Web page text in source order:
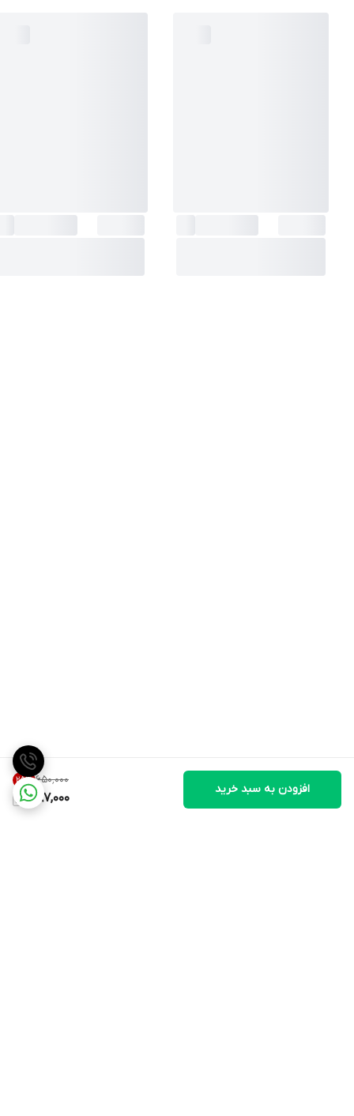
۶۵۰٬۰۰۰ 25%
487,000
افزودن به سبد خرید